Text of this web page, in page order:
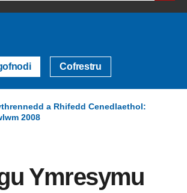
Cofrestru
a Rhifedd Cenedlaethol:
2008
Ymresymu